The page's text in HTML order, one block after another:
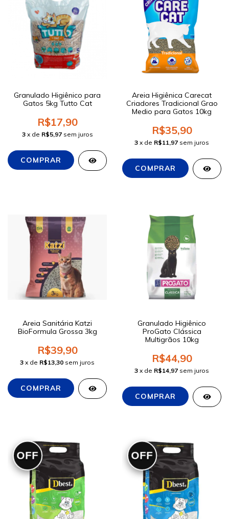
Granulado Higiênico para
Gatos 5kg Tutto Cat
R$17,90
3 x de R$5,97 sem juros
Areia Higiênica Carecat
Criadores Tradicional Grao
Medio para Gatos 10kg
R$35,90
3 x de R$11,97 sem juros
Areia Sanitária Katzi
BioFormula Grossa 3kg
R$39,90
3 x de R$13,30 sem juros
Granulado Higiênico
ProGato Clássica
Multigrãos 10kg
R$44,90
3 x de R$14,97 sem juros
OFF OFF